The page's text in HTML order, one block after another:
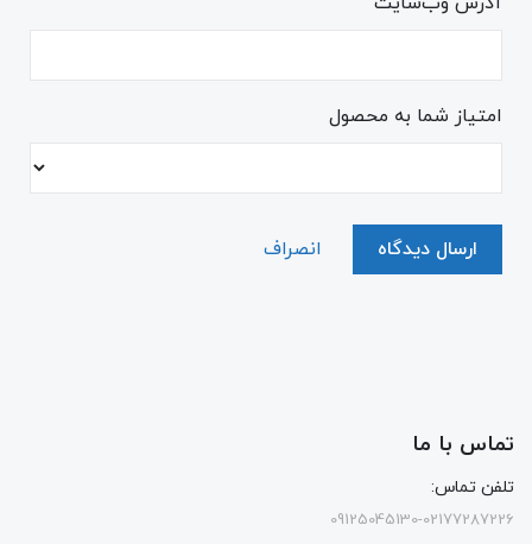
امتیاز شما به محصول
ارسال دیدگاه انصراف
تماس با ما
تلفن تماس:
09125045130-02177287226